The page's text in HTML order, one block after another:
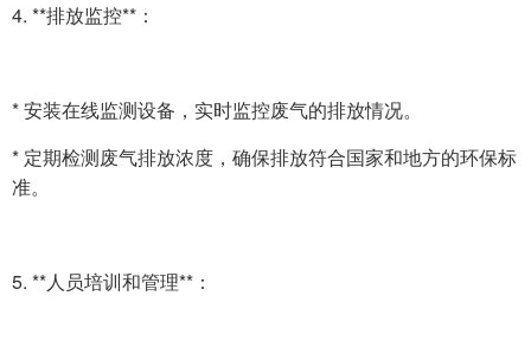
4. **排放监控**：
* 安装在线监测设备，实时监控废气的排放情况。
* 定期检测废气排放浓度，确保排放符合国家和地方的环保标
准。
5. **人员培训和管理**：